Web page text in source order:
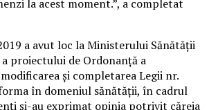
la acest moment.”, a completat
a avut loc la Ministerului Sănătății
proiectului de Ordonanță a
și completarea Legii nr.
în domeniul sănătății, în cadrul
și-au exprimat opinia potrivit căreia